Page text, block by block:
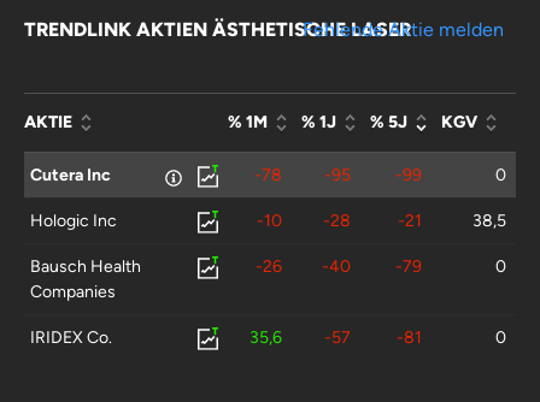
TRENDLINK AKTIEN ÄSTHETISCHE LASER
Fehlende Aktie melden
AKTIE % 1M % 1J % 5J KGV
Cutera Inc -78 -95 -99 0
Hologic Inc -10 -28 -21 38,5
Bausch Health
Companies
-26 -40 -79 0
IRIDEX Co. 35,6 -57 -81 0